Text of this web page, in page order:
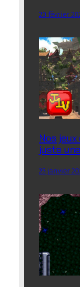
20 février
Nos jeux
juste
23 janvier